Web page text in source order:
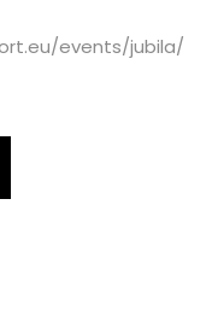
events/jubila/